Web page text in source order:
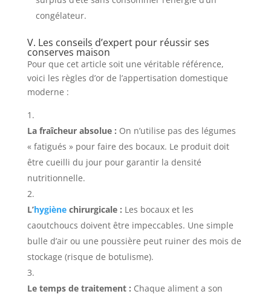
congélateur.
V. Les conseils d’expert pour réussir ses
conserves maison
Pour que cet article soit une véritable référence,
voici les règles d’or de l’appertisation domestique
moderne :
La fraîcheur absolue : On n’utilise pas des légumes
« fatigués » pour faire des bocaux. Le produit doit
être cueilli du jour pour garantir la densité
nutritionnelle.
L’hygiènechirurgicale : Les bocaux et les
caoutchoucs doivent être impeccables. Une simple
bulle d’air ou une poussière peut ruiner des mois de
stockage (risque de botulisme).
Le temps de traitement : Chaque aliment a son